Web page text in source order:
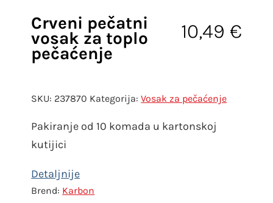
Crveni pečatni
vosak za toplo
pečaćenje
10,49 €
SKU: 237870 Kategorija:Vosak za pečaćenje
Pakiranje od 10 komada u kartonskoj
kutijici
Karbon